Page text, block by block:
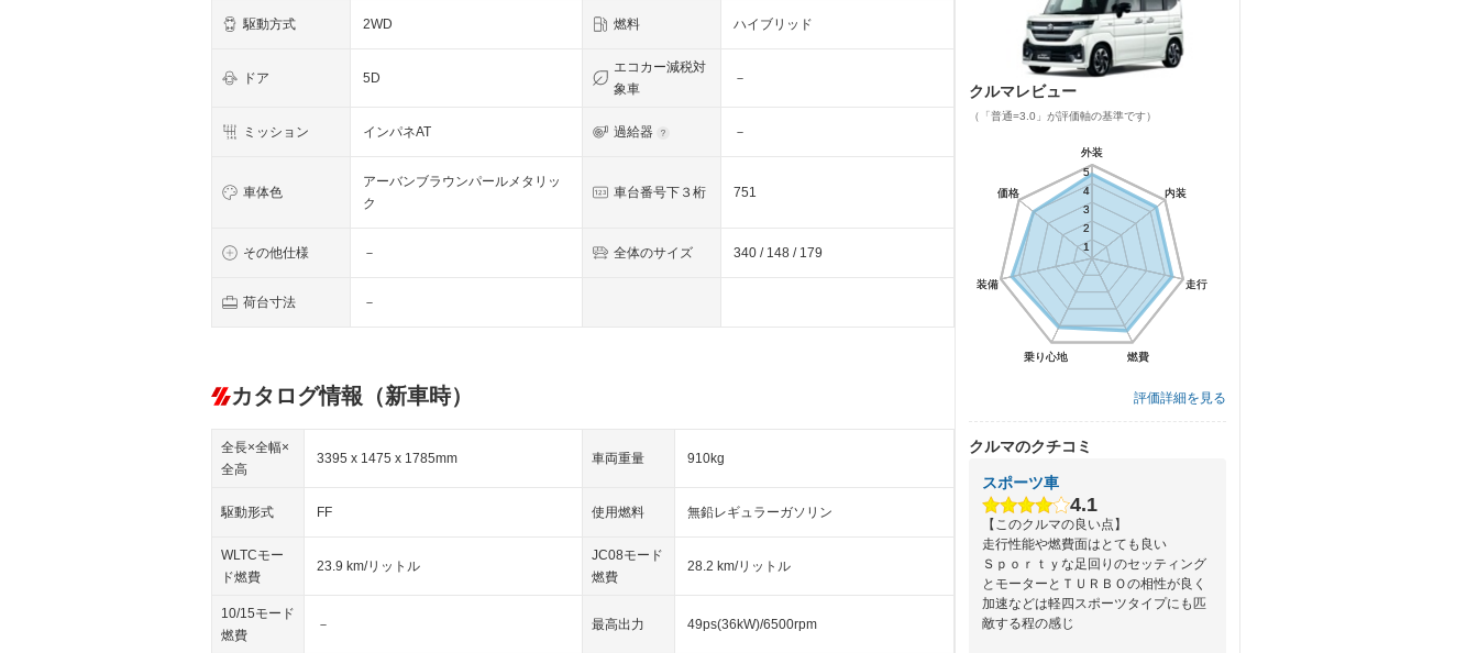
駆動方式 2WD 燃料 ハイブリッド
ドア 5D
エコカー減税対
象車
－
ミッション インパネAT 過給器 －
車体色
アーバンブラウンパールメタリッ
ク
車台番号下３桁 751
その他仕様 － 全体のサイズ 340 / 148 / 179
荷台寸法 －
カタログ情報（新車時）
全長×全幅×
全高
3395 x 1475 x 1785mm 車両重量 910kg
駆動形式 FF 使用燃料 無鉛レギュラーガソリン
WLTCモー
ド燃費
23.9 km/リットル
JC08モード
燃費
28.2 km/リットル
10/15モード
燃費
－ 最高出力 49ps(36kW)/6500rpm
クルマレビュー
（「普通=3.0」が評価軸の基準です）
外装
内装
走行
燃費
乗り心地
装備
価格
1
2
3
4
5
外装
内装
走行
燃費
乗り心地
装備
価格
1
2
3
4
5
評価詳細を見る
クルマのクチコミ
スポーツ車
4.1
【このクルマの良い点】
走行性能や燃費面はとても良い
Ｓｐｏｒｔｙな足回りのセッティング
とモーターとＴＵＲＢＯの相性が良く
加速などは軽四スポーツタイプにも匹
敵する程の感じ